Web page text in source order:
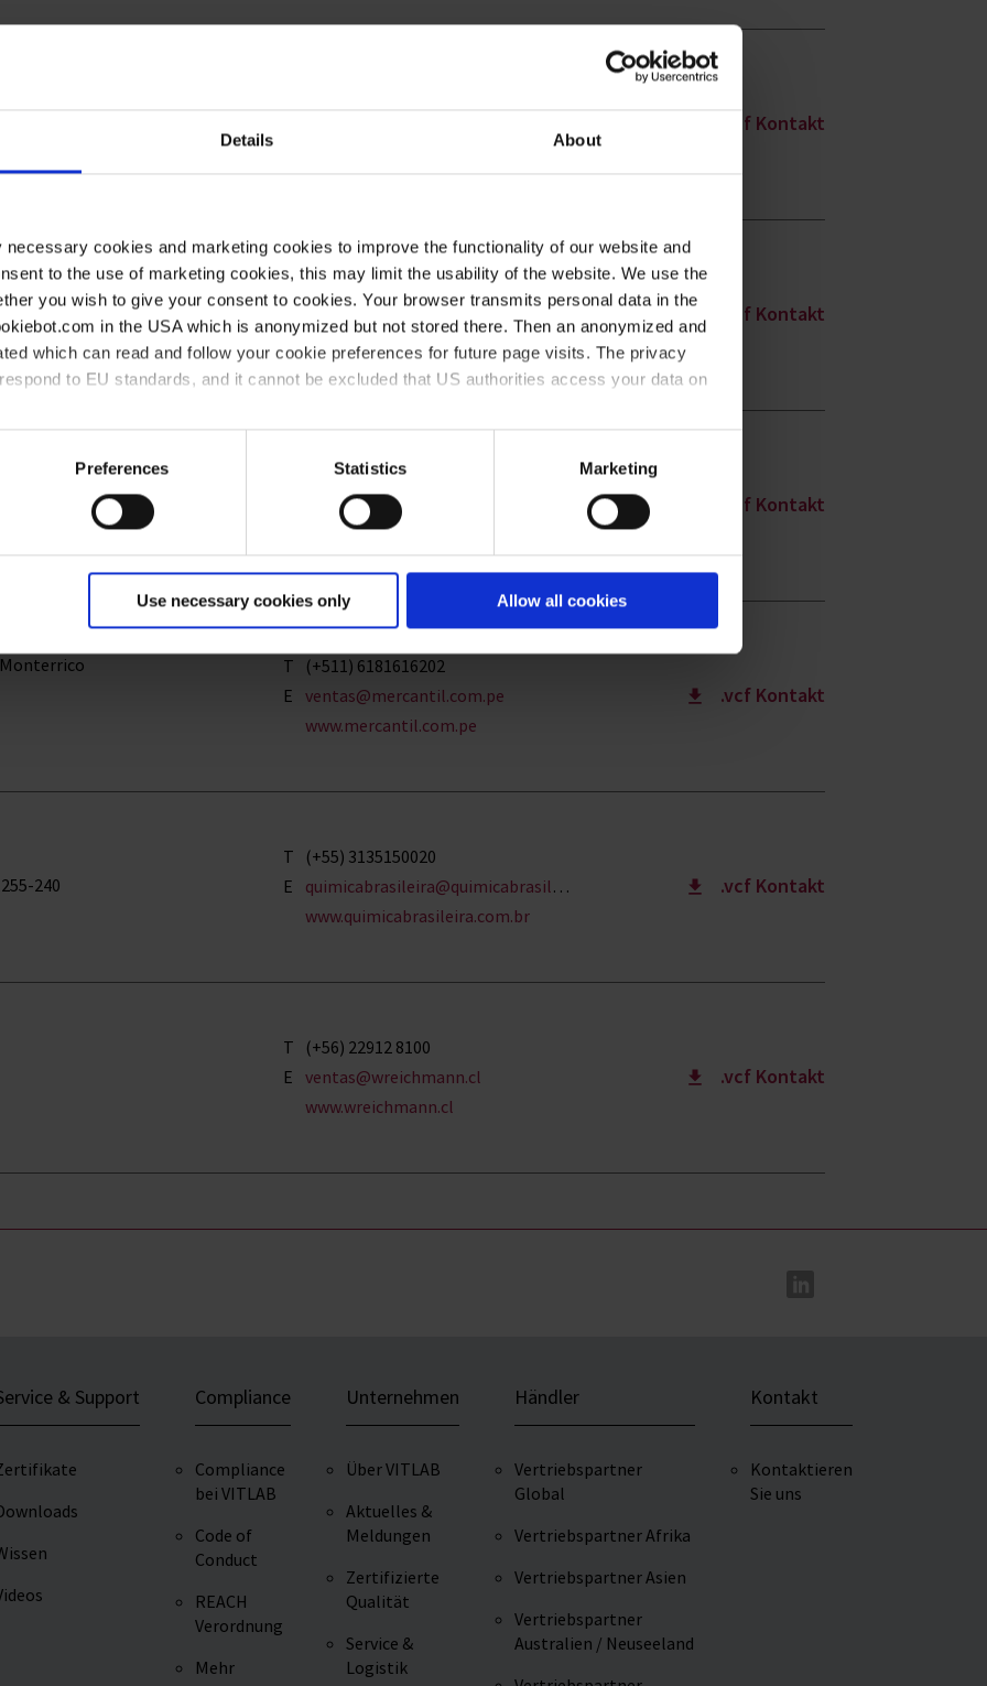
Details About
cookies and marketing cookies to improve the functionality of our website and
to the use of marketing cookies, this may limit the usability of the website. We use the
you wish to give your consent to cookies. Your browser transmits personal data in the
in the USA which is anonymized but not stored there. Then an anonymized and
which can read and follow your cookie preferences for future page visits. The privacy
to EU standards, and it cannot be excluded that US authorities access your data on
and the use of your personal data please visit our data privacy statement
Preferences Statistics Marketing
Use necessary cookies only Allow all cookies
.vcf Kontakt
T +(56) 9 66916656
E
contacto@easylab.cl
www.easylab.cl
.vcf Kontakt
(+52) 5552645500
ventas@elcrisol.com.mx
www.elcrisol.com.mx
.vcf Kontakt
Monterrico
T
(+511) 6181616202
E ventas@mercantil.com.pe
www.mercantil.com.pe
.vcf Kontakt
240
T
(+55) 3135150020
E
quimicabrasileira@quimicabrasileira.com.br
www.quimicabrasileira.com.br
.vcf Kontakt
T
(+56) 22912 8100
E ventas@wreichmann.cl
www.wreichmann.cl
.vcf Kontakt
& Support Compliance
Compliance
bei VITLAB
Code of
Conduct
REACH
Verordnung
Mehr
Unternehmen
Über VITLAB
Aktuelles &
Meldungen
Zertifizierte
Qualität
Service &
Logistik
Händler
Vertriebspartner
Global
Vertriebspartner Afrika
Vertriebspartner Asien
Vertriebspartner
Australien / Neuseeland
Kontakt
Kontaktieren
Sie uns